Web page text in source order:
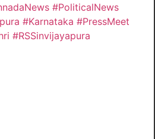
#PoliticalNews
#Karnataka #PressMeet
#RSSinvijayapura